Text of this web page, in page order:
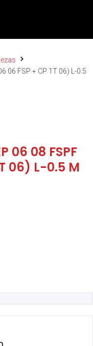
06 FSP + CP 1T 06) L-0.5
06 08 FSPF
06) L-0.5 M